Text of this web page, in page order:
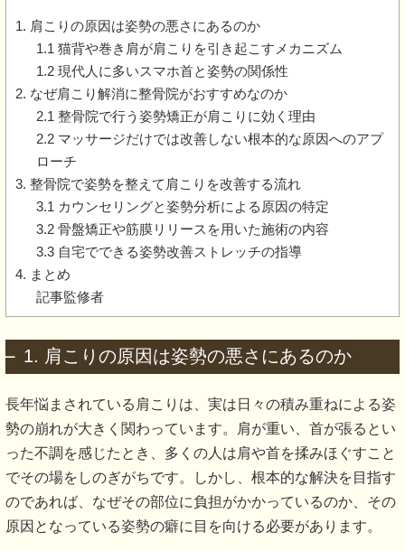
1. 肩こりの原因は姿勢の悪さにあるのか
1.1 猫背や巻き肩が肩こりを引き起こすメカニズム
1.2 現代人に多いスマホ首と姿勢の関係性
2. なぜ肩こり解消に整骨院がおすすめなのか
2.1 整骨院で行う姿勢矯正が肩こりに効く理由
2.2 マッサージだけでは改善しない根本的な原因へのアプ
ローチ
3. 整骨院で姿勢を整えて肩こりを改善する流れ
3.1 カウンセリングと姿勢分析による原因の特定
3.2 骨盤矯正や筋膜リリースを用いた施術の内容
3.3 自宅でできる姿勢改善ストレッチの指導
4. まとめ
記事監修者
1. 肩こりの原因は姿勢の悪さにあるのか
長年悩まされている肩こりは、実は日々の積み重ねによる姿
勢の崩れが大きく関わっています。肩が重い、首が張るとい
った不調を感じたとき、多くの人は肩や首を揉みほぐすこと
でその場をしのぎがちです。しかし、根本的な解決を目指す
のであれば、なぜその部位に負担がかかっているのか、その
原因となっている姿勢の癖に目を向ける必要があります。